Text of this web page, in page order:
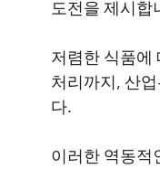
도전을 제시합
저렴한 식품에
처리까지, 산
다.
이러한 역동적